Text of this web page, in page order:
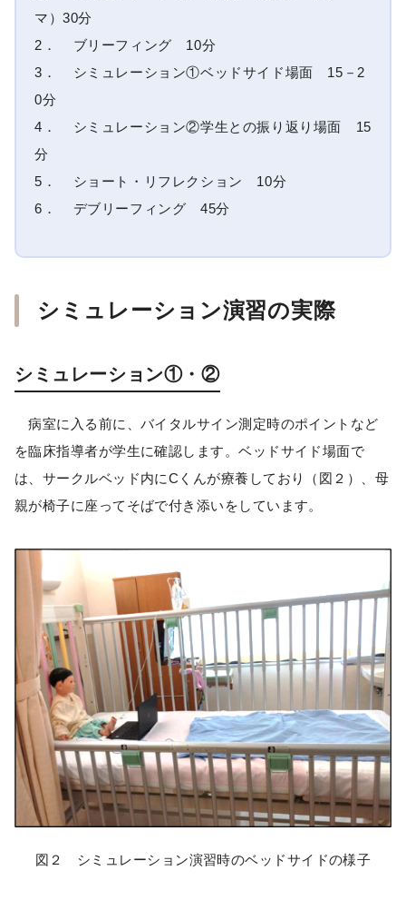
マ）30分
2． ブリーフィング 10分
3． シミュレーション①ベッドサイド場面 15－2
0分
4． シミュレーション②学生との振り返り場面 15
分
5． ショート・リフレクション 10分
6． デブリーフィング 45分
シミュレーション演習の実際
シミュレーション①・②
病室に入る前に、バイタルサイン測定時のポイントなど
を臨床指導者が学生に確認します。ベッドサイド場面で
は、サークルベッド内にCくんが療養しており（図２）、母
親が椅子に座ってそばで付き添いをしています。
図２ シミュレーション演習時のベッドサイドの様子